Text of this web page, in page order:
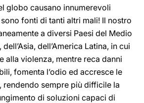
globo causano innumerevoli
fonti di tanti altri mali! Il nostro
a diversi Paesi del Medio
dell’America Latina, in cui
alla violenza, mentre reca danni
fomenta l’odio ed accresce le
rendendo sempre più difficile la
di soluzioni capaci di